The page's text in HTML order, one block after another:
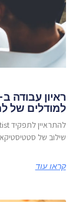
למודלים של
שילוב של
קראו עוד